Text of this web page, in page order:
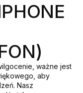
ważne jest
aby
Nasz